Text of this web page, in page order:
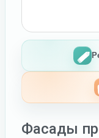
Фасады